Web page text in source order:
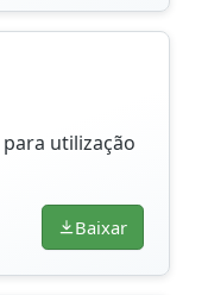
utilização
Baixar